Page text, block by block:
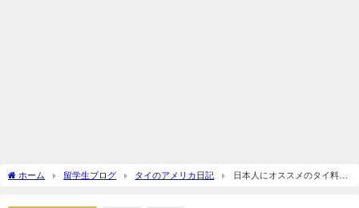
ホーム 留学生ブログ タイのアメリカ日記
日本人にオススメのタイ料理